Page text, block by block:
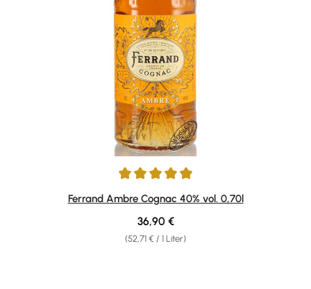
Durchschnittliche Bewertung von 4.95 von 5 Sternen
Ferrand Ambre Cognac 40% vol. 0,70l
(52,71 € / 1 Liter)
Regulärer Preis:
36,90 €